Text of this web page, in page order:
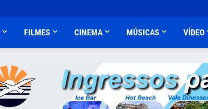
FILMES CINEMA MÚSICAS VÍDEO